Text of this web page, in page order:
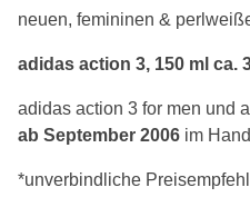
neuen, femininen &
adidas action 3, 150 ml ca.
adidas action 3 for men und
ab September 2006 im
*unverbindliche